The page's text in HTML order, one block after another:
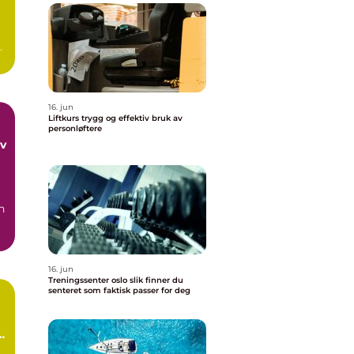
16. jun
Liftkurs trygg og effektiv bruk av
personløftere
16. jun
Treningssenter oslo slik finner du
senteret som faktisk passer for deg